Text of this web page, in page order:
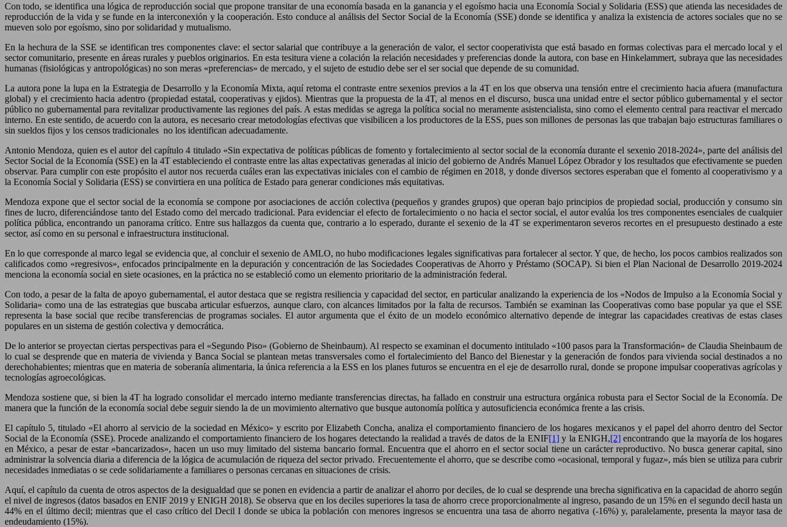
Con todo, se identifica una lógica de reproducción social que propone transitar de una economía basada en la ganancia y el egoísmo hacia una Economía Social y Solidaria (ESS) que atienda las necesidades de
reproducción de la vida y se funde en la interconexión y la cooperación. Esto conduce al análisis del Sector Social de la Economía (SSE) donde se identifica y analiza la existencia de actores sociales que no se
mueven solo por egoísmo, sino por solidaridad y mutualismo.
En la hechura de la SSE se identifican tres componentes clave: el sector salarial que contribuye a la generación de valor, el sector cooperativista que está basado en formas colectivas para el mercado local y el
sector comunitario, presente en áreas rurales y pueblos originarios. En esta tesitura viene a colación la relación necesidades y preferencias donde la autora, con base en Hinkelammert, subraya que las necesidades
humanas (fisiológicas y antropológicas) no son meras «preferencias» de mercado, y el sujeto de estudio debe ser el ser social que depende de su comunidad.
La autora pone la lupa en la Estrategia de Desarrollo y la Economía Mixta, aquí retoma el contraste entre sexenios previos a la 4T en los que observa una tensión entre el crecimiento hacia afuera (manufactura
global) y el crecimiento hacia adentro (propiedad estatal, cooperativas y ejidos). Mientras que la propuesta de la 4T, al menos en el discurso, busca una unidad entre el sector público gubernamental y el sector
público no gubernamental para revitalizar productivamente las regiones del país. A estas medidas se agrega la política social no meramente asistencialista, sino como el elemento central para reactivar el mercado
interno. En este sentido, de acuerdo con la autora, es necesario crear metodologías efectivas que visibilicen a los productores de la ESS, pues son millones de personas las que trabajan bajo estructuras familiares o
sin sueldos fijos y los censos tradicionales no los identifican adecuadamente.
Antonio Mendoza, quien es el autor del capítulo 4 titulado «Sin expectativa de políticas públicas de fomento y fortalecimiento al sector social de la economía durante el sexenio 2018-2024», parte del análisis del
Sector Social de la Economía (SSE) en la 4T estableciendo el contraste entre las altas expectativas generadas al inicio del gobierno de Andrés Manuel López Obrador y los resultados que efectivamente se pueden
observar. Para cumplir con este propósito el autor nos recuerda cuáles eran las expectativas iniciales con el cambio de régimen en 2018, y donde diversos sectores esperaban que el fomento al cooperativismo y a
la Economía Social y Solidaria (ESS) se convirtiera en una política de Estado para generar condiciones más equitativas.
Mendoza expone que el sector social de la economía se compone por asociaciones de acción colectiva (pequeños y grandes grupos) que operan bajo principios de propiedad social, producción y consumo sin
fines de lucro, diferenciándose tanto del Estado como del mercado tradicional. Para evidenciar el efecto de fortalecimiento o no hacia el sector social, el autor evalúa los tres componentes esenciales de cualquier
política pública, encontrando un panorama crítico. Entre sus hallazgos da cuenta que, contrario a lo esperado, durante el sexenio de la 4T se experimentaron severos recortes en el presupuesto destinado a este
sector, así como en su personal e infraestructura institucional.
En lo que corresponde al marco legal se evidencia que, al concluir el sexenio de AMLO, no hubo modificaciones legales significativas para fortalecer al sector. Y que, de hecho, los pocos cambios realizados son
calificados como «regresivos», enfocados principalmente en la depuración y concentración de las Sociedades Cooperativas de Ahorro y Préstamo (SOCAP). Si bien el Plan Nacional de Desarrollo 2019-2024
menciona la economía social en siete ocasiones, en la práctica no se estableció como un elemento prioritario de la administración federal.
Con todo, a pesar de la falta de apoyo gubernamental, el autor destaca que se registra resiliencia y capacidad del sector, en particular analizando la experiencia de los «Nodos de Impulso a la Economía Social y
Solidaria» como una de las estrategias que buscaba articular esfuerzos, aunque claro, con alcances limitados por la falta de recursos. También se examinan las Cooperativas como base popular ya que el SSE
representa la base social que recibe transferencias de programas sociales. El autor argumenta que el éxito de un modelo económico alternativo depende de integrar las capacidades creativas de estas clases
populares en un sistema de gestión colectiva y democrática.
De lo anterior se proyectan ciertas perspectivas para el «Segundo Piso» (Gobierno de Sheinbaum). Al respecto se examinan el documento intitulado «100 pasos para la Transformación» de Claudia Sheinbaum de
lo cual se desprende que en materia de vivienda y Banca Social se plantean metas transversales como el fortalecimiento del Banco del Bienestar y la generación de fondos para vivienda social destinados a no
derechohabientes; mientras que en materia de soberanía alimentaria, la única referencia a la ESS en los planes futuros se encuentra en el eje de desarrollo rural, donde se propone impulsar cooperativas agrícolas y
tecnologías agroecológicas.
Mendoza sostiene que, si bien la 4T ha logrado consolidar el mercado interno mediante transferencias directas, ha fallado en construir una estructura orgánica robusta para el Sector Social de la Economía. De
manera que la función de la economía social debe seguir siendo la de un movimiento alternativo que busque autonomía política y autosuficiencia económica frente a las crisis.
El capítulo 5, titulado «El ahorro al servicio de la sociedad en México» y escrito por Elizabeth Concha, analiza el comportamiento financiero de los hogares mexicanos y el papel del ahorro dentro del Sector
Social de la Economía (SSE). Procede analizando el comportamiento financiero de los hogares detectando la realidad a través de datos de la ENIF[1]y la ENIGH,[2]encontrando que la mayoría de los hogares
en México, a pesar de estar «bancarizados», hacen un uso muy limitado del sistema bancario formal. Encuentra que el ahorro en el sector social tiene un carácter reproductivo. No busca generar capital, sino
administrar la solvencia diaria a diferencia de la lógica de acumulación de riqueza del sector privado. Frecuentemente el ahorro, que se describe como «ocasional, temporal y fugaz», más bien se utiliza para cubrir
necesidades inmediatas o se cede solidariamente a familiares o personas cercanas en situaciones de crisis.
Aquí, el capítulo da cuenta de otros aspectos de la desigualdad que se ponen en evidencia a partir de analizar el ahorro por deciles, de lo cual se desprende una brecha significativa en la capacidad de ahorro según
el nivel de ingresos (datos basados en ENIF 2019 y ENIGH 2018). Se observa que en los deciles superiores la tasa de ahorro crece proporcionalmente al ingreso, pasando de un 15% en el segundo decil hasta un
44% en el último decil; mientras que el caso crítico del Decil I donde se ubica la población con menores ingresos se encuentra una tasa de ahorro negativa (-16%) y, paralelamente, presenta la mayor tasa de
endeudamiento (15%).